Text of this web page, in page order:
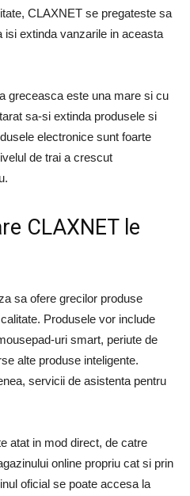
CLAXNET se pregateste sa
isi extinda vanzarile in aceasta
greceasca este una mare si cu
sa-si extinda produsele si
electronice sunt foarte
de trai a crescut
CLAXNET le
sa ofere grecilor produse
Produsele vor include
uri smart, periute de
alte produse inteligente.
servicii de asistenta pentru
atat in mod direct, de catre
online propriu cat si prin
oficial se poate accesa la